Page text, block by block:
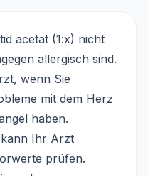
acetat (1:x) nicht
allergisch sind.
wenn Sie
mit dem Herz
haben.
Ihr Arzt
prüfen.